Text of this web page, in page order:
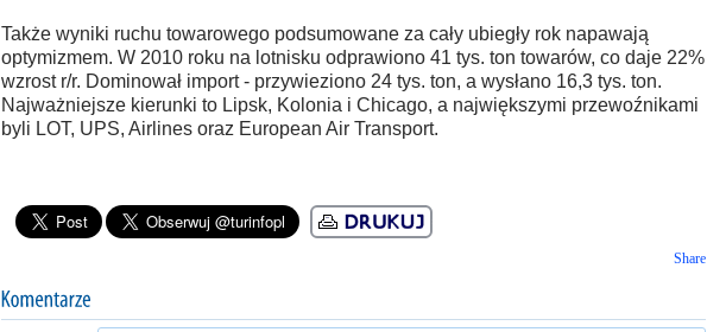
Także wyniki ruchu towarowego podsumowane za cały ubiegły rok napawają
optymizmem. W 2010 roku na lotnisku odprawiono 41 tys. ton towarów, co daje 22%
wzrost r/r. Dominował import - przywieziono 24 tys. ton, a wysłano 16,3 tys. ton.
Najważniejsze kierunki to Lipsk, Kolonia i Chicago, a największymi przewoźnikami
byli LOT, UPS, Airlines oraz European Air Transport.
Share